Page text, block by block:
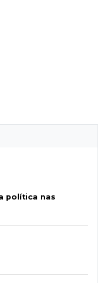
política nas